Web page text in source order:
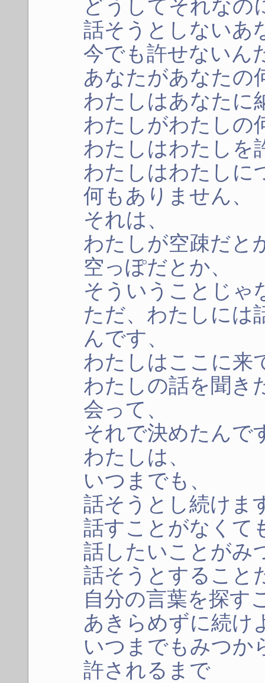
どうしてそれなの
話そうとしないあ
今でも許せないん
あなたがあなたの
わたしはあなたに
わたしがわたしの
わたしはわたしを
わたしはわたしに
何もありません、
それは、
わたしが空疎だと
空っぽだとか、
そういうことじゃ
ただ、わたしには
んです、
わたしはここに来
わたしの話を聞き
会って、
それで決めたんで
わたしは、
いつまでも、
話そうとし続けま
話すことがなくて
話したいことがみ
話そうとすること
自分の言葉を探す
あきらめずに続け
いつまでもみつか
許されるまで